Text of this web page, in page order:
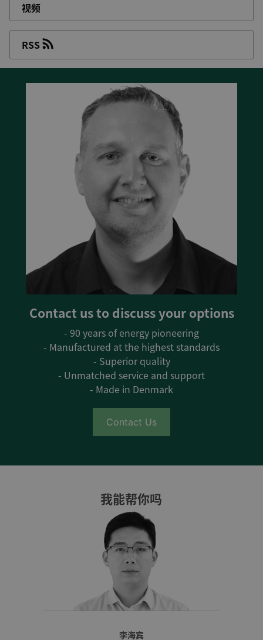
视频
RSS
Contact us to discuss your options
- 90 years of energy pioneering
- Manufactured at the highest standards
- Superior quality
- Unmatched service and support
- Made in Denmark
Contact Us
我能帮你吗
李海宾